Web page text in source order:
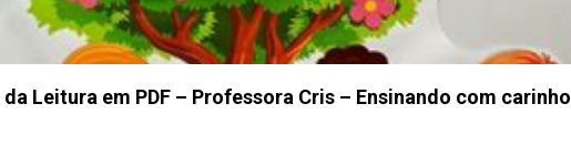
Leitura em PDF – Professora Cris – Ensinando com carinho